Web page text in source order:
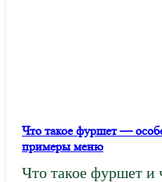
Что такое фуршет —
примеры меню
Что такое фуршет и